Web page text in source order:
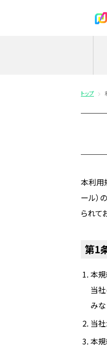
トップ
本利用
ール）
られて
第1
本
当
みな
当
本